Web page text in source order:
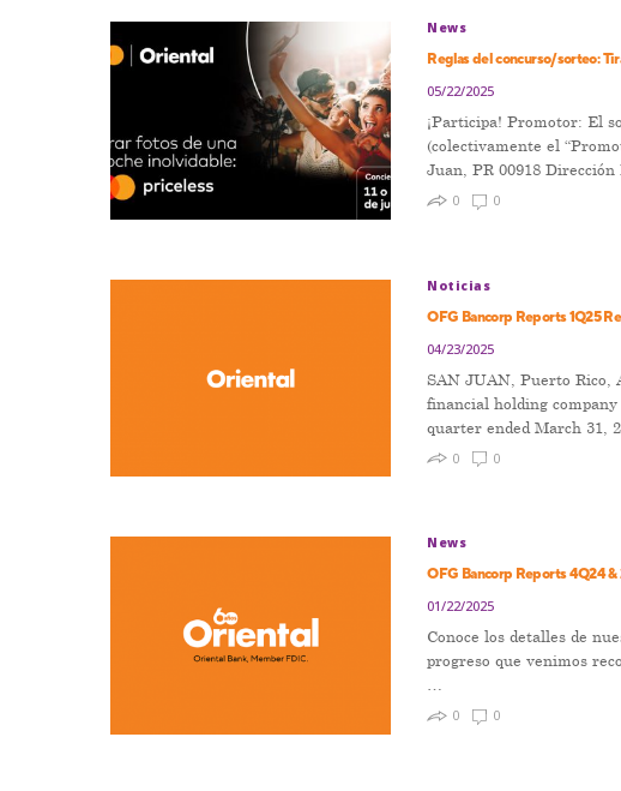
News
Reglas del concurso/sorteo:
05/22/2025
¡Participa! Promotor: El
(colectivamente el
Juan, PR 00918 Dirección
0 0
Noticias
OFG Bancorp Reports 1Q25
04/23/2025
SAN JUAN, Puerto Rico,
financial holding
quarter ended March 31,
0 0
News
OFG Bancorp Reports 4Q24
01/22/2025
Conoce los detalles de
progreso que venimos
…
0 0